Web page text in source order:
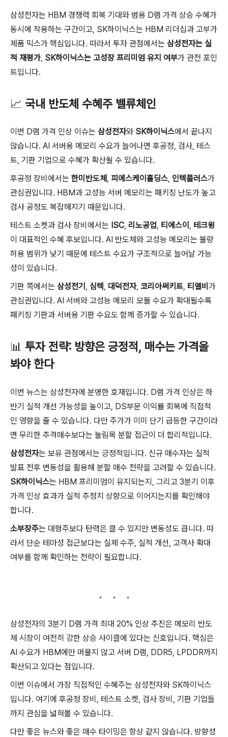
삼성전자는 HBM 경쟁력 회복 기대와 범용 D램 가격 상승 수혜가
동시에 작용하는 구간이고, SK하이닉스는 HBM 리더십과 고부가
제품 믹스가 핵심입니다. 따라서 투자 관점에서는 삼성전자는 실
적 재평가, SK하이닉스는 고성장 프리미엄 유지 여부가 관전 포인
트입니다.
📈 국내 반도체 수혜주 밸류체인
이번 D램 가격 인상 이슈는 삼성전자와 SK하이닉스에서 끝나지
않습니다. AI 서버용 메모리 수요가 늘어나면 후공정, 검사, 테스
트, 기판 기업으로 수혜가 확산될 수 있습니다.
후공정 장비에서는 한미반도체 , 피에스케이홀딩스, 인텍플러스가
관심권입니다. HBM과 고성능 서버 메모리는 패키징 난도가 높고
검사 공정도 복잡해지기 때문입니다.
테스트 소켓과 검사 장비에서는 ISC, 리노공업, 티에스이 , 테크윙
이 대표적인 수혜 후보입니다. AI 반도체와 고성능 메모리는 불량
허용 범위가 낮기 때문에 테스트 수요가 구조적으로 늘어날 가능
성이 있습니다.
기판 쪽에서는 삼성전기 , 심텍, 대덕전자, 코리아써키트, 티엘비 가
관심권입니다. AI 서버와 고성능 메모리 모듈 수요가 확대될수록
패키징 기판과 서버용 기판 수요도 함께 증가할 수 있습니다.
📊 투자 전략: 방향은 긍정적, 매수는 가격을
봐야 한다
이번 뉴스는 삼성전자에 분명한 호재입니다. D램 가격 인상은 하
반기 실적 개선 가능성을 높이고, DS부문 이익률 회복에 직접적
인 영향을 줄 수 있습니다. 다만 주가가 이미 단기 급등한 구간이라
면 무리한 추격매수보다는 눌림목 분할 접근이 더 합리적입니다.
삼성전자는 보유 관점에서는 긍정적입니다. 신규 매수자는 실적
발표 전후 변동성을 활용해 분할 매수 전략을 고려할 수 있습니다.
SK하이닉스는 HBM 프리미엄이 유지되는지, 그리고 3분기 이후
가격 인상 효과가 실적 추정치 상향으로 이어지는지를 확인해야
합니다.
소부장주는 대형주보다 탄력은 클 수 있지만 변동성도 큽니다. 따
라서 단순 테마성 접근보다는 실제 수주, 실적 개선, 고객사 확대
여부를 함께 확인하는 전략이 필요합니다.
삼성전자의 3분기 D램 가격 최대 20% 인상 추진은 메모리 반도
체 시장이 여전히 강한 상승 사이클에 있다는 신호입니다. 핵심은
AI 수요가 HBM에만 머물지 않고 서버 D램, DDR5, LPDDR까지
확산되고 있다는 점입니다.
이번 이슈에서 가장 직접적인 수혜주는 삼성전자와 SK하이닉스
입니다. 여기에 후공정 장비, 테스트 소켓, 검사 장비, 기판 기업들
까지 관심을 넓혀볼 수 있습니다.
다만 좋은 뉴스와 좋은 매수 타이밍은 항상 같지 않습니다. 방향성